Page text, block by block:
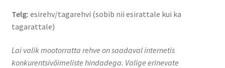
Telg: esirehv/tagarehvi (sobib nii esirattale kui ka
tagarattale)
Lai valik mootorratta rehve on saadaval internetis
konkurentsivõimeliste hindadega. Valige erinevate